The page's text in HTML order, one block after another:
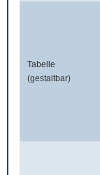
Tabelle
(gestaltbar)